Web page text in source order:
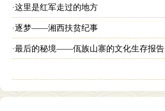
·这里是红军走过的地方
·逐梦——湘西扶贫纪事
·最后的秘境——佤族山寨的文化生存报告